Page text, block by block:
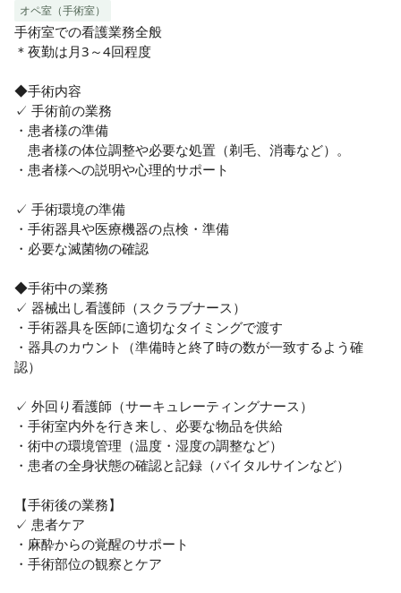
✓ 仕事終わりも充実
駅周辺には、ショッピングモールや飲食店が充実しており、
仕事帰りに立ち寄れるスポットが多くあります！
オペ室（手術室）
手術室での看護業務全般
＊夜勤は月3～4回程度
◆手術内容
✓ 手術前の業務
・患者様の準備
患者様の体位調整や必要な処置（剃毛、消毒など）。
・患者様への説明や心理的サポート
✓ 手術環境の準備
・手術器具や医療機器の点検・準備
・必要な滅菌物の確認
◆手術中の業務
✓ 器械出し看護師（スクラブナース）
・手術器具を医師に適切なタイミングで渡す
・器具のカウント（準備時と終了時の数が一致するよう確
認）
✓ 外回り看護師（サーキュレーティングナース）
・手術室内外を行き来し、必要な物品を供給
・術中の環境管理（温度・湿度の調整など）
・患者の全身状態の確認と記録（バイタルサインなど）
【手術後の業務】
✓ 患者ケア
・麻酔からの覚醒のサポート
・手術部位の観察とケア